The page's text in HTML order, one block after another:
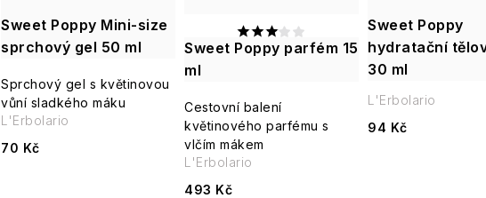
p
r
o
d
p
r
o
d
Sweet Poppy Mini-size
sprchový gel 50 ml
Sprchový gel s květinovou
vůní sladkého máku
70 Kč
L'Erbolario
Sweet Poppy parfém 15
ml
Cestovní balení
květinového parfému s
vlčím mákem
493 Kč
L'Erbolario
Sweet Poppy
hydratační
30 ml
94 Kč
L'Erbolario